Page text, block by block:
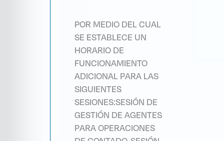
POR MEDIO DEL CUAL
SE ESTABLECE UN
HORARIO DE
FUNCIONAMIENTO
ADICIONAL PARA LAS
SIGUIENTES
SESIONES:SESIÓN DE
GESTIÓN DE AGENTES
PARA OPERACIONES